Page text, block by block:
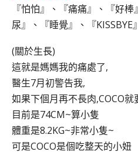
『怕怕』、『痛痛』、『好
尿』、『睡覺』、『KISSBYE
(關於生長)
這就是媽媽我的痛處了,
醫生7月初警告我,
如果下個月再不長肉,COCO就
目前是74CM~算小隻
體重是8.2KG~非常小隻~
可是COCO是個吃整天的小妞